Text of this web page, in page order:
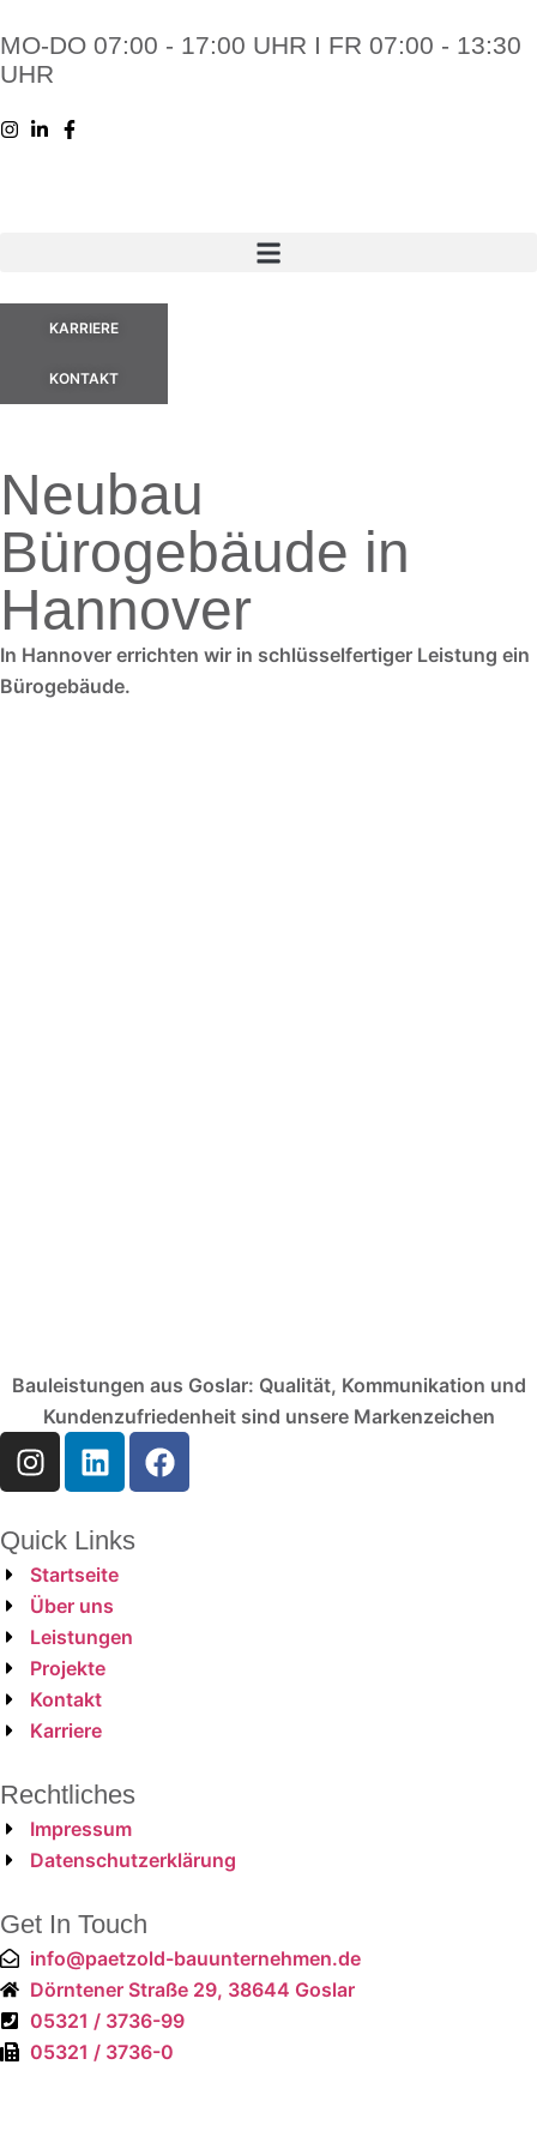
MO-DO 07:00 - 17:00 UHR I FR 07:00 - 13:30
UHR
KARRIERE
KONTAKT
Neubau
Bürogebäude in
Hannover
In Hannover errichten wir in schlüsselfertiger Leistung ein
Bürogebäude.
Bauleistungen aus Goslar: Qualität, Kommunikation und
Kundenzufriedenheit sind unsere Markenzeichen
Quick Links
Startseite
Über uns
Leistungen
Projekte
Kontakt
Karriere
Rechtliches
Impressum
Datenschutzerklärung
Get In Touch
info@paetzold-bauunternehmen.de
Dörntener Straße 29, 38644 Goslar
05321 / 3736-99
05321 / 3736-0